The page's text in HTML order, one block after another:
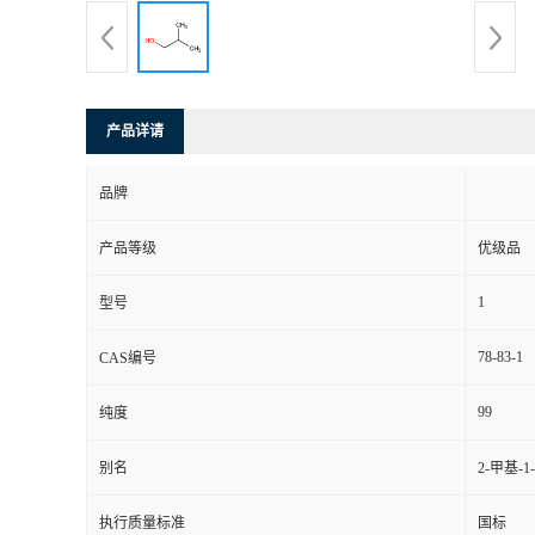
产品详请
品牌
产品等级 优级品
型号 1
CAS编号 78-83-1
纯度 99
别名 2-甲基-
执行质量标准 国标